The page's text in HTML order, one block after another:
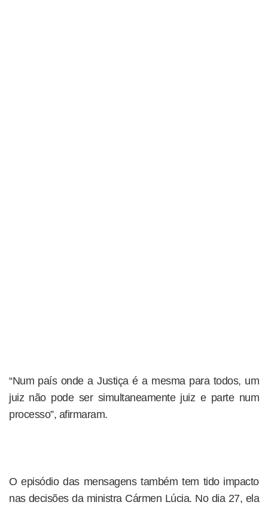
“Num país onde a Justiça é a mesma para todos, um
juiz não pode ser simultaneamente juiz e parte num
processo”, afirmaram.
O episódio das mensagens também tem tido impacto
nas decisões da ministra Cármen Lúcia. No dia 27, ela